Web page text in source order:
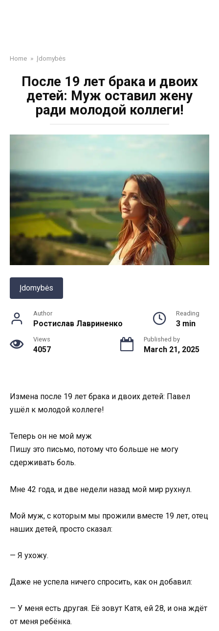
Home » Įdomybės
После 19 лет брака и двоих
детей: Муж оставил жену
ради молодой коллеги!
Įdomybės
Author
Ростислав Лавриненко
Reading
3 min
Views
4057
Published by
March 21, 2025
Измена после 19 лет брака и двоих детей: Павел
ушёл к молодой коллеге!
Теперь он не мой муж
Пишу это письмо, потому что больше не могу
сдерживать боль.
Мне 42 года, и две недели назад мой мир рухнул.
Мой муж, с которым мы прожили вместе 19 лет, отец
наших детей, просто сказал:
— Я ухожу.
Даже не успела ничего спросить, как он добавил:
— У меня есть другая. Её зовут Катя, ей 28, и она ждёт
от меня ребёнка.